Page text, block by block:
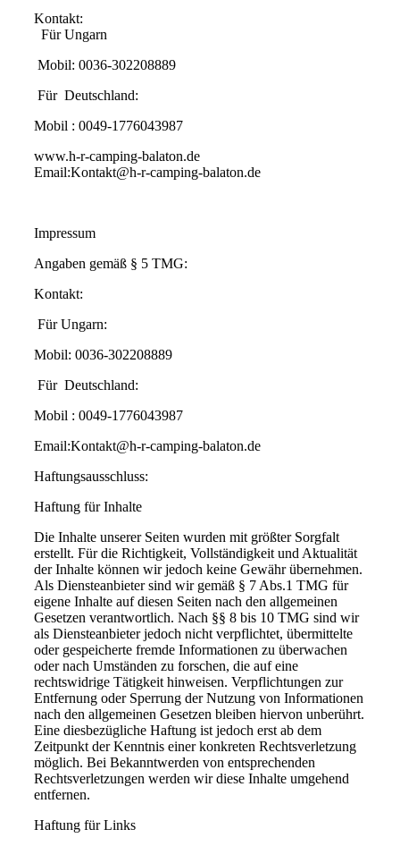
Kontakt:
Für Ungarn
Mobil: 0036-302208889
Für Deutschland:
Mobil : 0049-1776043987
www.h-r-camping-balaton.de
Email:Kontakt@h-r-camping-balaton.de
Impressum
Angaben gemäß § 5 TMG:
Kontakt:
Für Ungarn:
Mobil: 0036-302208889
Für Deutschland:
Mobil : 0049-1776043987
Email:Kontakt@h-r-camping-balaton.de
Haftungsausschluss:
Haftung für Inhalte
Die Inhalte unserer Seiten wurden mit größter Sorgfalt
erstellt. Für die Richtigkeit, Vollständigkeit und Aktualität
der Inhalte können wir jedoch keine Gewähr übernehmen.
Als Diensteanbieter sind wir gemäß § 7 Abs.1 TMG für
eigene Inhalte auf diesen Seiten nach den allgemeinen
Gesetzen verantwortlich. Nach §§ 8 bis 10 TMG sind wir
als Diensteanbieter jedoch nicht verpflichtet, übermittelte
oder gespeicherte fremde Informationen zu überwachen
oder nach Umständen zu forschen, die auf eine
rechtswidrige Tätigkeit hinweisen. Verpflichtungen zur
Entfernung oder Sperrung der Nutzung von Informationen
nach den allgemeinen Gesetzen bleiben hiervon unberührt.
Eine diesbezügliche Haftung ist jedoch erst ab dem
Zeitpunkt der Kenntnis einer konkreten Rechtsverletzung
möglich. Bei Bekanntwerden von entsprechenden
Rechtsverletzungen werden wir diese Inhalte umgehend
entfernen.
Haftung für Links